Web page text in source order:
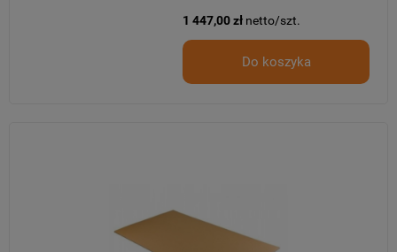
1 447,00 zł netto/szt.
Do koszyka